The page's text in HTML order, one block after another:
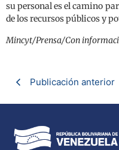
su personal es el camino
de los recursos públicos y
Mincyt/Prensa/Con
Publicación anterior